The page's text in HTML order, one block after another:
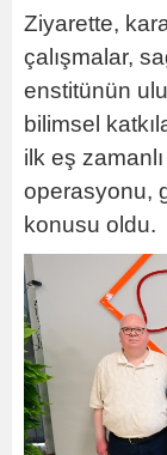
Ziyarette,
çalışmalar,
enstitünün
bilimsel
ilk eş
operasyonu,
konusu oldu.